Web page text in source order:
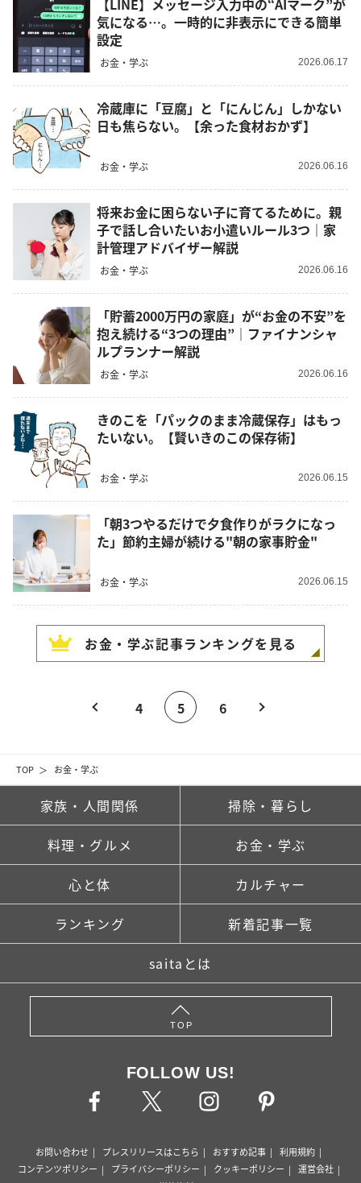
TOP お金・学ぶ
【LINE】メッセージ入力中の“AIマーク”が
気になる…。一時的に非表示にできる簡単
設定
お金・学ぶ 2026.06.17
冷蔵庫に「豆腐」と「にんじん」しかない
日も焦らない。【余った食材おかず】
お金・学ぶ 2026.06.16
将来お金に困らない子に育てるために。親
子で話し合いたいお小遣いルール3つ｜家
計管理アドバイザー解説
お金・学ぶ 2026.06.16
「貯蓄2000万円の家庭」が“お金の不安”を
抱え続ける“3つの理由”｜ファイナンシャ
ルプランナー解説
お金・学ぶ 2026.06.16
きのこを「パックのまま冷蔵保存」はもっ
たいない。【賢いきのこの保存術】
お金・学ぶ 2026.06.15
「朝3つやるだけで夕食作りがラクになっ
た」節約主婦が続ける"朝の家事貯金"
お金・学ぶ 2026.06.15
お金・学ぶ記事ランキングを見る
4 5 6
家族・人間関係 掃除・暮らし
料理・グルメ お金・学ぶ
心と体 カルチャー
ランキング 新着記事一覧
saitaとは
TOP
FOLLOW US!
お問い合わせ プレスリリースはこちら おすすめ記事
利用規約
コンテンツポリシー
プライバシーポリシー クッキーポリシー
運営会社